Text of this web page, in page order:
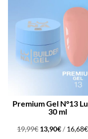
Premium Gel N°13
30 ml
19,99€ Le
13,90€Le
/ 16,68€